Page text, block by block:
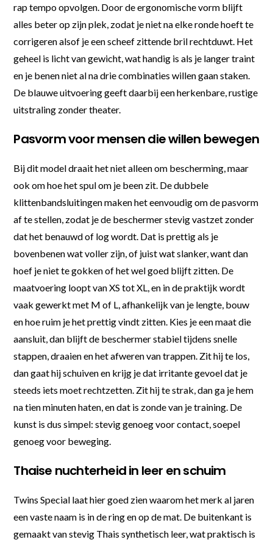
rap tempo opvolgen. Door de ergonomische vorm blijft
alles beter op zijn plek, zodat je niet na elke ronde hoeft te
corrigeren alsof je een scheef zittende bril rechtduwt. Het
geheel is licht van gewicht, wat handig is als je langer traint
en je benen niet al na drie combinaties willen gaan staken.
De blauwe uitvoering geeft daarbij een herkenbare, rustige
uitstraling zonder theater.
Pasvorm voor mensen die willen bewegen
Bij dit model draait het niet alleen om bescherming, maar
ook om hoe het spul om je been zit. De dubbele
klittenbandsluitingen maken het eenvoudig om de pasvorm
af te stellen, zodat je de beschermer stevig vastzet zonder
dat het benauwd of log wordt. Dat is prettig als je
bovenbenen wat voller zijn, of juist wat slanker, want dan
hoef je niet te gokken of het wel goed blijft zitten. De
maatvoering loopt van XS tot XL, en in de praktijk wordt
vaak gewerkt met M of L, afhankelijk van je lengte, bouw
en hoe ruim je het prettig vindt zitten. Kies je een maat die
aansluit, dan blijft de beschermer stabiel tijdens snelle
stappen, draaien en het afweren van trappen. Zit hij te los,
dan gaat hij schuiven en krijg je dat irritante gevoel dat je
steeds iets moet rechtzetten. Zit hij te strak, dan ga je hem
na tien minuten haten, en dat is zonde van je training. De
kunst is dus simpel: stevig genoeg voor contact, soepel
genoeg voor beweging.
Thaise nuchterheid in leer en schuim
Twins Special laat hier goed zien waarom het merk al jaren
een vaste naam is in de ring en op de mat. De buitenkant is
gemaakt van stevig Thais synthetisch leer, wat praktisch is